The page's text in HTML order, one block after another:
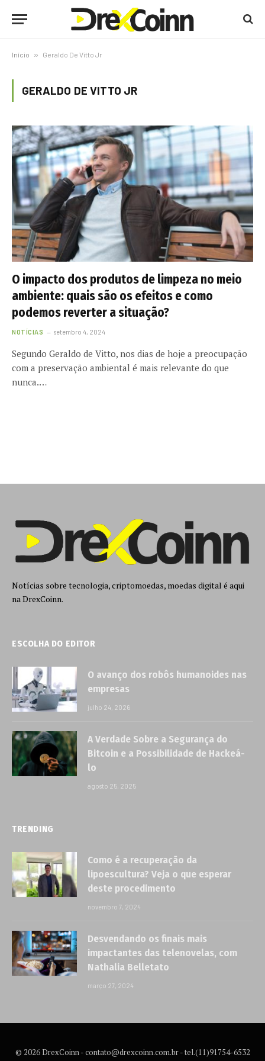
Início » Geraldo De Vitto Jr
GERALDO DE VITTO JR
O impacto dos produtos de limpeza no meio
ambiente: quais são os efeitos e como
podemos reverter a situação?
NOTÍCIAS setembro 4, 2024
Segundo Geraldo de Vitto, nos dias de hoje a preocupação
com a preservação ambiental é mais relevante do que
nunca.…
Notícias sobre tecnologia, criptomoedas, moedas digital é aqui
na DrexCoinn.
ESCOLHA DO EDITOR
O avanço dos robôs humanoides nas
empresas
julho 24, 2026
A Verdade Sobre a Segurança do
Bitcoin e a Possibilidade de Hackeá-
lo
agosto 25, 2025
TRENDING
Como é a recuperação da
lipoescultura? Veja o que esperar
deste procedimento
novembro 7, 2024
Desvendando os finais mais
impactantes das telenovelas, com
Nathalia Belletato
março 27, 2024
© 2026 DrexCoinn -contato@drexcoinn.com.br- tel.(11)91754-6532